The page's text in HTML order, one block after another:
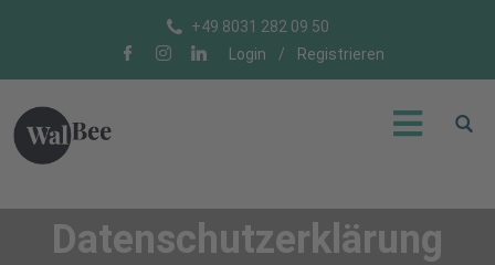
+49 8031 282 09 50
Login
/ Registrieren
Datenschutzerklärung